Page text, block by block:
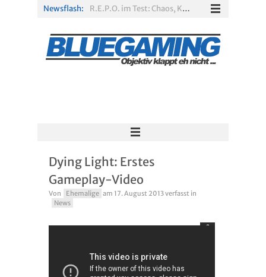
Newsflash:
R.E.P.O. im Test: Chaos, Koop und viel Spannung
„ARC Raiders“-Spieler erhalten exklusives Outfit für „The Finals“
PS Plus Extra und Premium: Erste Abgänge für August 2026 bestätigt
Escape Simulator 2 im Test: Knifflige Rätsel im neuen Gewand
Dying Light: Erstes
Gameplay-Video
Von Ehemalige am 17. August 2013verfasst in
News
2